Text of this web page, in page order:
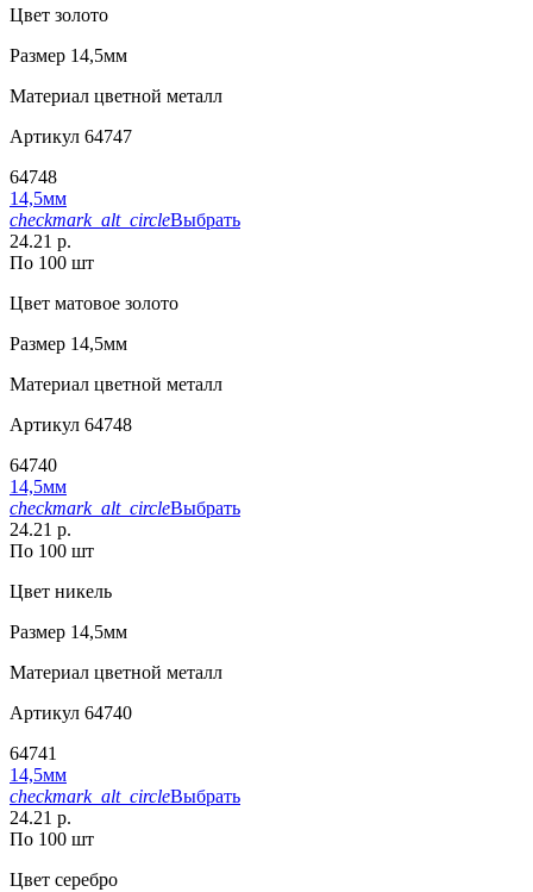
Цвет золото
Размер 14,5мм
Материал цветной металл
Артикул 64747
64748
14,5мм
checkmark_alt_circleВыбрать
24.21 р.
По 100 шт
Цвет матовое золото
Размер 14,5мм
Материал цветной металл
Артикул 64748
64740
14,5мм
checkmark_alt_circleВыбрать
24.21 р.
По 100 шт
Цвет никель
Размер 14,5мм
Материал цветной металл
Артикул 64740
64741
14,5мм
checkmark_alt_circleВыбрать
24.21 р.
По 100 шт
Цвет серебро